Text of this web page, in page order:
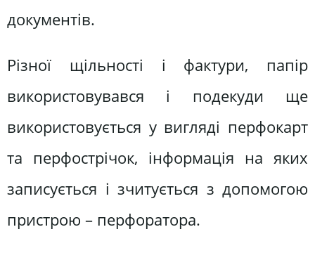
документів.
Різної щільності і фактури, папір
використовувався і подекуди ще
використовується у вигляді перфокарт
та перфострічок, інформація на яких
записується і зчитується з допомогою
пристрою – перфоратора.